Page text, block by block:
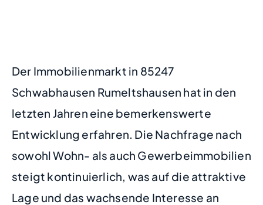
Der Immobilienmarkt in 85247
Schwabhausen Rumeltshausen hat in den
letzten Jahren eine bemerkenswerte
Entwicklung erfahren. Die Nachfrage nach
sowohl Wohn- als auch Gewerbeimmobilien
steigt kontinuierlich, was auf die attraktive
Lage und das wachsende Interesse an